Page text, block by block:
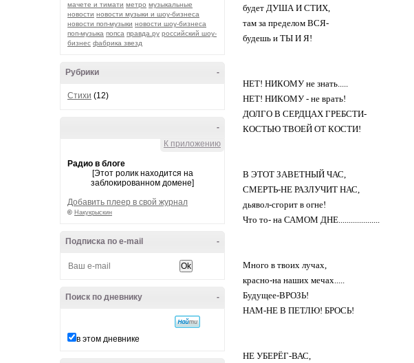
мачете и тимати метро музыкальные
новости новости музыки и шоу-бизнеса
новости поп-музыки новости шоу-бизнеса
поп-музыка попса правда.ру российский шоу-
бизнес фабрика звезд
-
Рубрики
Стихи (12)
-
К приложению
Радио в блоге
[Этот ролик находится на
заблокированном домене]
Добавить плеер в свой журнал
© Накукрыскин
-
Подписка по e-mail
-
Поиск по дневнику
в этом дневнике
будет ДУША И СТИХ,
там за пределом ВСЯ-
будешь и ТЫ И Я!
НЕТ! НИКОМУ не знать.....
НЕТ! НИКОМУ - не врать!
ДОЛГО В СЕРДЦАХ ГРЕБСТИ-
КОСТЬЮ ТВОЕЙ ОТ КОСТИ!
В ЭТОТ ЗАВЕТНЫЙ ЧАС,
СМЕРТЬ-НЕ РАЗЛУЧИТ НАС,
дьявол-сгорит в огне!
Что то- на САМОМ ДНЕ....................
Много в твоих лучах,
красно-на наших мечах.....
Будущее-ВРОЗЬ!
НАМ-НЕ В ПЕТЛЮ! БРОСЬ!
НЕ УБЕРЁГ-ВАС,